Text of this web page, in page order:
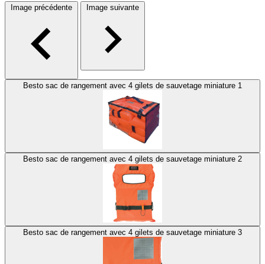
Image précédente Image suivante
Besto sac de rangement avec 4 gilets de sauvetage miniature 1
Besto sac de rangement avec 4 gilets de sauvetage miniature 2
Besto sac de rangement avec 4 gilets de sauvetage miniature 3